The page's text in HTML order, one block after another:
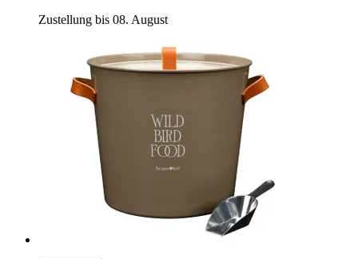
Zustellung bis 08. August